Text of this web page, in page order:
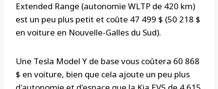
Extended Range (autonomie WLTP de 420 km)
est un peu plus petit et coûte 47 499 $ (50 218 $
en voiture en Nouvelle-Galles du Sud).
Une Tesla Model Y de base vous coûtera 60 868
$ en voiture, bien que cela ajoute un peu plus